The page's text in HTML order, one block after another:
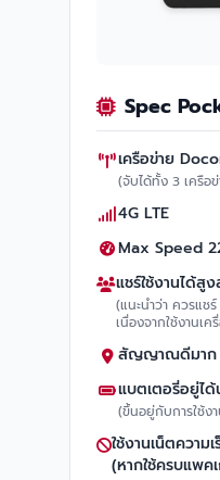
Spec
เครือข่าย
(จับได้ทั้ง 3 เครื
4G LTE
Max Speed
แชร์ใช้งานได้สู
(แนะนำว่า ควรแช
เนื่องจากใช้งานเ
สัญญาณดีมาก
แบตเตอรี่อยู่ไ
(ขึ้นอยู่กับการใช้ง
ใช้งานเน็ตควา
(หากใช้ครบแพ